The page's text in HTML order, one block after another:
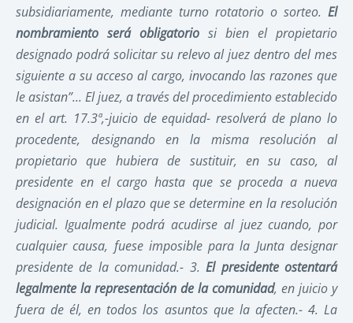
subsidiariamente, mediante turno rotatorio o sorteo. El
nombramiento será obligatorio si bien el propietario
designado podrá solicitar su relevo al juez dentro del mes
siguiente a su acceso al cargo, invocando las razones que
le asistan”... El juez, a través del procedimiento establecido
en el art. 17.3ª,-juicio de equidad- resolverá de plano lo
procedente, designando en la misma resolución al
propietario que hubiera de sustituir, en su caso, al
presidente en el cargo hasta que se proceda a nueva
designación en el plazo que se determine en la resolución
judicial. Igualmente podrá acudirse al juez cuando, por
cualquier causa, fuese imposible para la Junta designar
presidente de la comunidad.- 3.El presidente ostentará
legalmente la representación de la comunidad, en juicio y
fuera de él, en todos los asuntos que la afecten.- 4. La